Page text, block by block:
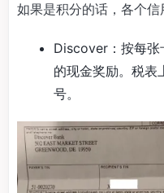
如果是积分的话，各个信
Discover：按每张
的现金奖励。税表
号。